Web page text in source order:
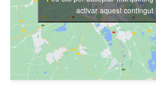
activar aquest contingut